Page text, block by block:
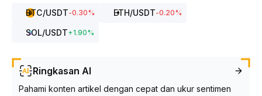
BTC/USDT-0.30% ETH/USDT-0.20%
SOL/USDT+1.90%
Ringkasan AI
Pahami konten artikel dengan cepat dan ukur sentimen